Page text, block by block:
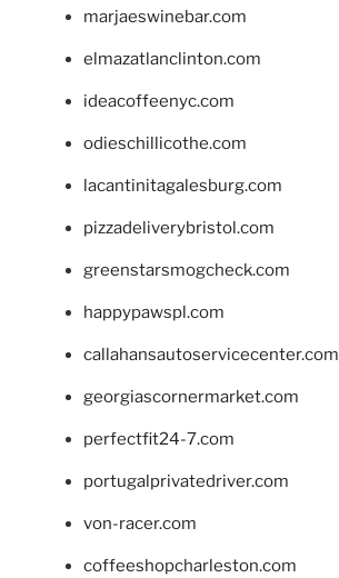
marjaeswinebar.com
elmazatlanclinton.com
ideacoffeenyc.com
odieschillicothe.com
lacantinitagalesburg.com
pizzadeliverybristol.com
greenstarsmogcheck.com
happypawspl.com
callahansautoservicecenter.com
georgiascornermarket.com
perfectfit24-7.com
portugalprivatedriver.com
von-racer.com
coffeeshopcharleston.com